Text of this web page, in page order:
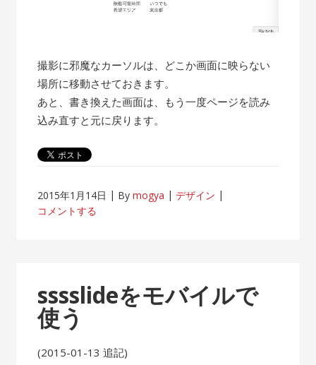
撮影に邪魔なカーソルは、どこか画面に映らない
場所に移動させておきます。
あと、書き換えた画面は、もう一度ページを読み
込み直すと元に戻ります。
2015年1月14日 Bymogya
デザイン
コメントする
sssslideをモバイルで
使う
(2015-01-13 追記)